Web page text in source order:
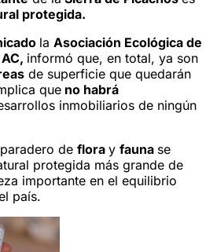
protegida.
la Asociación Ecológica de
informó que, en total, ya son
de superficie que quedarán
que no habrá
inmobiliarios de ningún
de flora y fauna se
protegida más grande de
importante en el equilibrio
país.